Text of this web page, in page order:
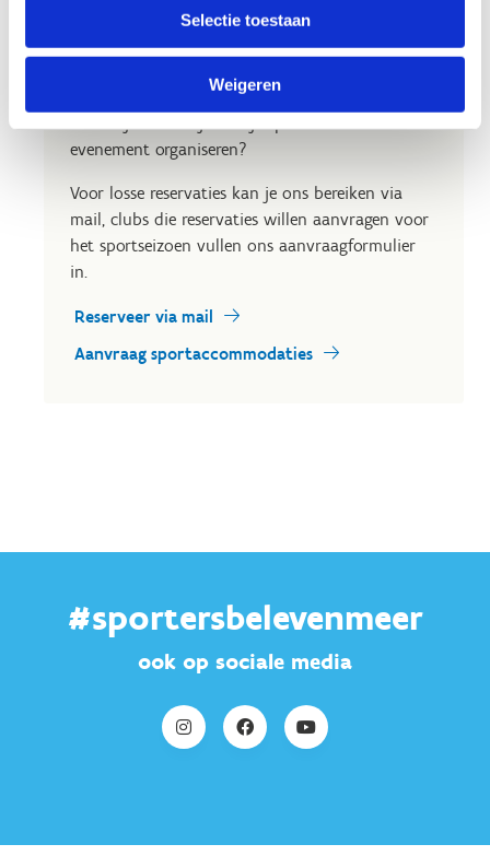
Selectie toestaan
Weigeren
Op zoek naar een uitvalsbasis
voor jouw club?
Een plek nodig voor je trainingen en
evenement organiseren?
Voor losse reservaties kan je ons bereiken via
mail, clubs die reservaties willen aanvragen voor
het sportseizoen vullen ons aanvraagformulier
in.
Reserveer via mail
Aanvraag sportaccommodaties
#sportersbelevenmeer
ook op sociale media